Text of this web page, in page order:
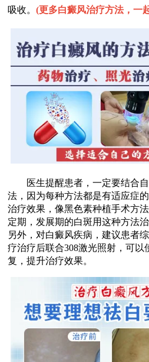
吸收。(更多白癜风治疗方法，一
医生提醒患者，一定要结合自
法，因为每种方法都是有适应症
治疗效果，像黑色素种植手术方
定期，发展期的白斑用这种方法
另外，对白癜风疾病，建议患者
疗治疗后联合308激光照射，可以
复，提升治疗效果。